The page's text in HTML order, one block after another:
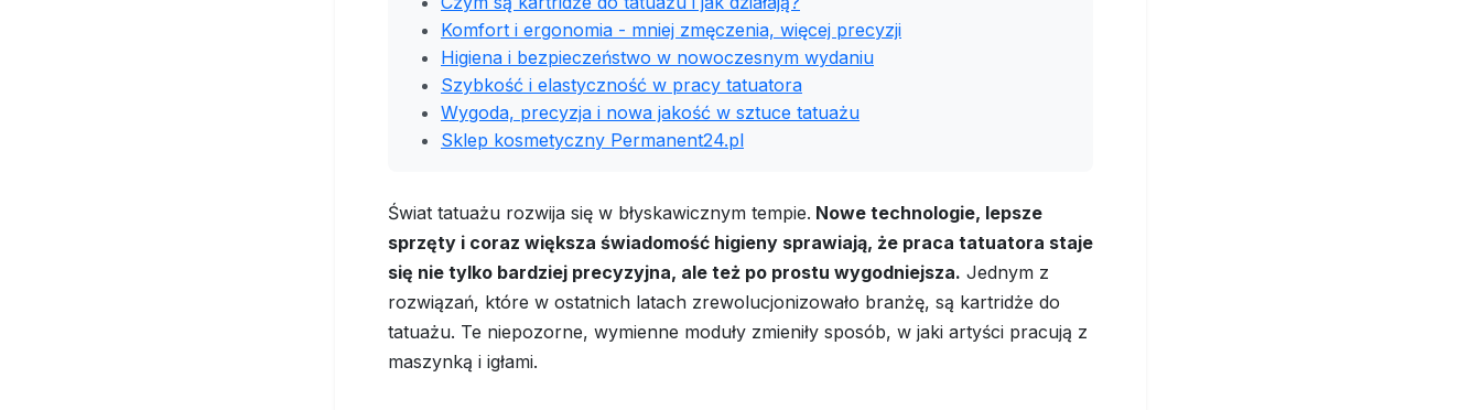
Komfort i ergonomia - mniej zmęczenia, więcej precyzji
Higiena i bezpieczeństwo w nowoczesnym wydaniu
Szybkość i elastyczność w pracy tatuatora
Wygoda, precyzja i nowa jakość w sztuce tatuażu
Sklep kosmetyczny Permanent24.pl
Świat tatuażu rozwija się w błyskawicznym tempie. Nowe technologie, lepsze
sprzęty i coraz większa świadomość higieny sprawiają, że praca tatuatora staje
się nie tylko bardziej precyzyjna, ale też po prostu wygodniejsza. Jednym z
rozwiązań, które w ostatnich latach zrewolucjonizowało branżę, są kartridże do
tatuażu. Te niepozorne, wymienne moduły zmieniły sposób, w jaki artyści pracują z
maszynką i igłami.